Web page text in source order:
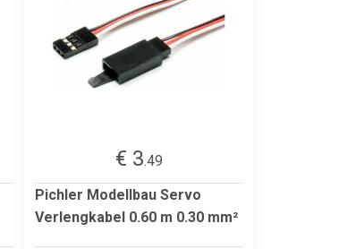
€ 3.49
Pichler Modellbau Servo
Verlengkabel 0.60 m 0.30 mm²